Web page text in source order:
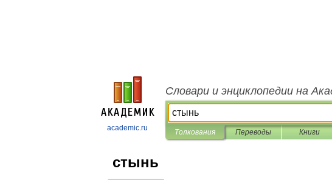
academic.ru
Словари и энциклопедии на
Толкования Переводы Книги
стынь